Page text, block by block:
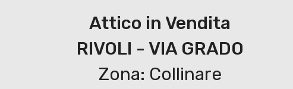
Attico in Vendita
RIVOLI - VIA GRADO
Zona: Collinare